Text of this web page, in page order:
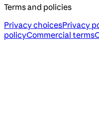
Terms and policies
Privacy choicesPrivacy
policyCommercial terms